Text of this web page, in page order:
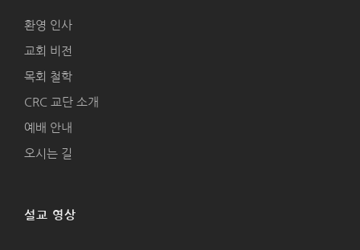
환영 인사
교회 비전
목회 철학
CRC 교단 소개
예배 안내
오시는 길
설교 영상